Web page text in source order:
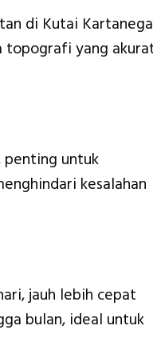
di Kutai
topografi yang
penting untuk
kesalahan
jauh lebih cepat
bulan, ideal untuk